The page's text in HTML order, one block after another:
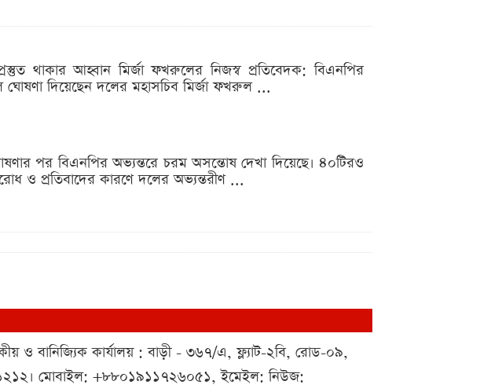
থাকার আহ্বান মির্জা ফখরুলের নিজস্ব প্রতিবেদক: বিএনপির
ঘোষণা দিয়েছেন দলের মহাসচিব মির্জা ফখরুল ...
পর বিএনপির অভ্যন্তরে চরম অসন্তোষ দেখা দিয়েছে। ৪০টিরও
ও প্রতিবাদের কারণে দলের অভ্যন্তরীণ ...
ও বানিজ্যিক কার্যালয় : বাড়ী - ৩৬৭/এ, ফ্ল্যাট-২বি, রোড-০৯,
১২১২। মোবাইল: +৮৮০১৯১১৭২৬০৫১, ইমেইল: নিউজ: